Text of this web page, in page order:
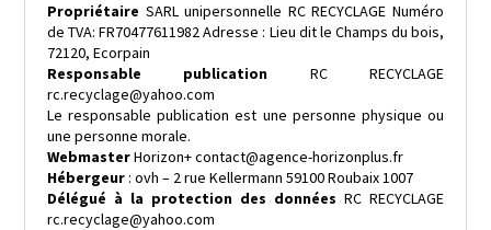
Propriétaire SARL unipersonnelle RC RECYCLAGE Numéro
de TVA: FR70477611982 Adresse : Lieu dit le Champs du bois,
72120, Ecorpain
Responsable publication
RC RECYCLAGE
rc.recyclage@yahoo.com
Le responsable publication est une personne physique ou
une personne morale.
WebmasterHorizon+ contact@agence-horizonplus.fr
Hébergeur : ovh – 2 rue Kellermann 59100 Roubaix 1007
Délégué à la protection des données RC RECYCLAGE
rc.recyclage@yahoo.com